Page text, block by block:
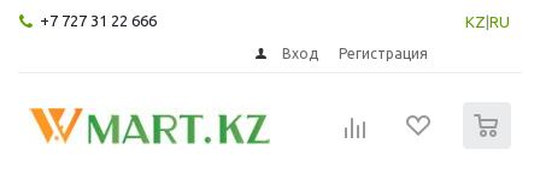
+7 727 31 22 666 KZ RU
Вход Регистрация